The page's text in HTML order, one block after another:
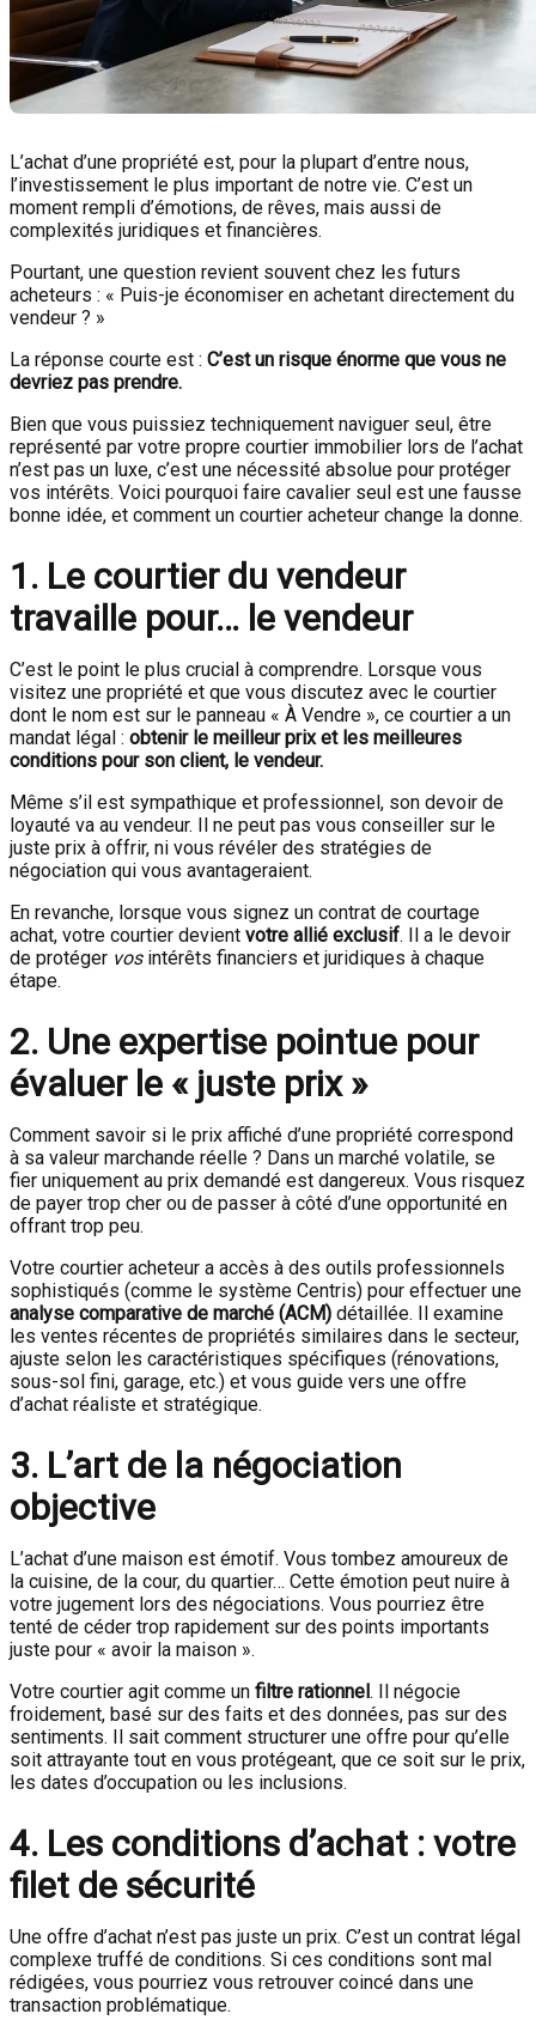
L’achat d’une propriété est, pour la plupart d’entre nous,
l’investissement le plus important de notre vie. C’est un
moment rempli d’émotions, de rêves, mais aussi de
complexités juridiques et financières.
Pourtant, une question revient souvent chez les futurs
acheteurs : « Puis-je économiser en achetant directement du
vendeur ? »
La réponse courte est : C’est un risque énorme que vous ne
devriez pas prendre.
Bien que vous puissiez techniquement naviguer seul, être
représenté par votre propre courtier immobilier lors de l’achat
n’est pas un luxe, c’est une nécessité absolue pour protéger
vos intérêts. Voici pourquoi faire cavalier seul est une fausse
bonne idée, et comment un courtier acheteur change la donne.
1. Le courtier du vendeur
travaille pour… le vendeur
C’est le point le plus crucial à comprendre. Lorsque vous
visitez une propriété et que vous discutez avec le courtier
dont le nom est sur le panneau « À Vendre », ce courtier a un
mandat légal : obtenir le meilleur prix et les meilleures
conditions pour son client, le vendeur.
Même s’il est sympathique et professionnel, son devoir de
loyauté va au vendeur. Il ne peut pas vous conseiller sur le
juste prix à offrir, ni vous révéler des stratégies de
négociation qui vous avantageraient.
En revanche, lorsque vous signez un contrat de courtage
achat, votre courtier devient votre allié exclusif. Il a le devoir
de protéger vosintérêts financiers et juridiques à chaque
étape.
2. Une expertise pointue pour
évaluer le « juste prix »
Comment savoir si le prix affiché d’une propriété correspond
à sa valeur marchande réelle ? Dans un marché volatile, se
fier uniquement au prix demandé est dangereux. Vous risquez
de payer trop cher ou de passer à côté d’une opportunité en
offrant trop peu.
Votre courtier acheteur a accès à des outils professionnels
sophistiqués (comme le système Centris) pour effectuer une
analyse comparative de marché (ACM) détaillée. Il examine
les ventes récentes de propriétés similaires dans le secteur,
ajuste selon les caractéristiques spécifiques (rénovations,
sous-sol fini, garage, etc.) et vous guide vers une offre
d’achat réaliste et stratégique.
3. L’art de la négociation
objective
L’achat d’une maison est émotif. Vous tombez amoureux de
la cuisine, de la cour, du quartier… Cette émotion peut nuire à
votre jugement lors des négociations. Vous pourriez être
tenté de céder trop rapidement sur des points importants
juste pour « avoir la maison ».
Votre courtier agit comme un filtre rationnel. Il négocie
froidement, basé sur des faits et des données, pas sur des
sentiments. Il sait comment structurer une offre pour qu’elle
soit attrayante tout en vous protégeant, que ce soit sur le prix,
les dates d’occupation ou les inclusions.
4. Les conditions d’achat : votre
filet de sécurité
Une offre d’achat n’est pas juste un prix. C’est un contrat légal
complexe truffé de conditions. Si ces conditions sont mal
rédigées, vous pourriez vous retrouver coincé dans une
transaction problématique.